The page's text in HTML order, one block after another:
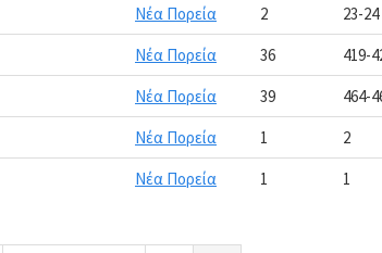
Νέα Πορεία 2 23-24
Νέα Πορεία 36 419-
Νέα Πορεία 39 464-
Νέα Πορεία 1 2
Νέα Πορεία 1 1